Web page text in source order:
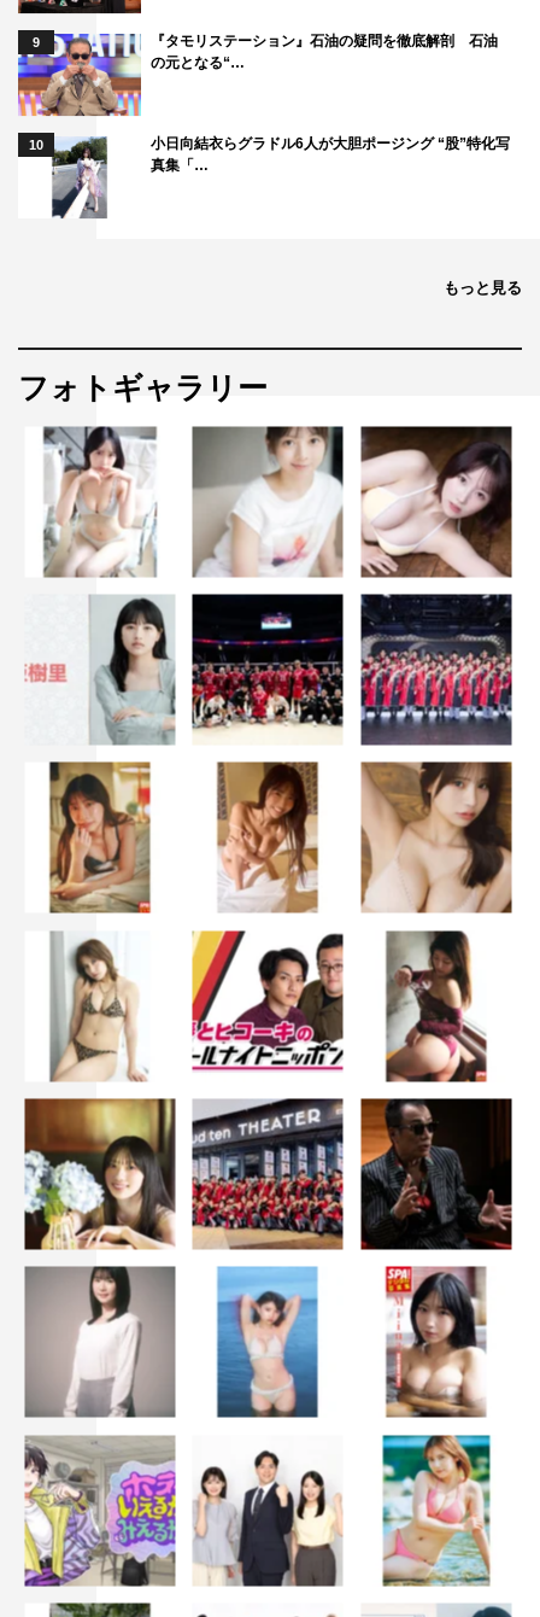
9
『タモリステーション』石油の疑問を徹底解剖 石油
の元となる“…
10
小日向結衣らグラドル6人が大胆ポージング “股”特化写
真集「…
もっと見る
フォトギャラリー